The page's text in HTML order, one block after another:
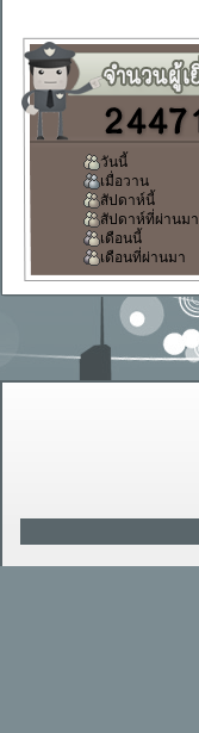
วันนี้
เมื่อวาน
สัปดาห์นี้
สัปดาห์ที่ผ่านมา
เดือนนี้
เดือนที่ผ่านมา